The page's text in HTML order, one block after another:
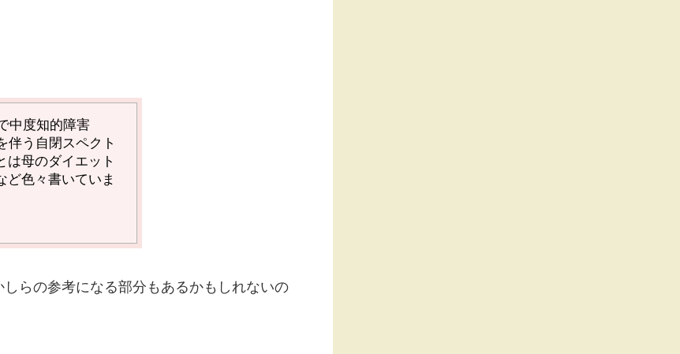
中度知的障害
伴う自閉スペクト
は母のダイエット
ど色々書いていま
らの参考になる部分もあるかもしれないの